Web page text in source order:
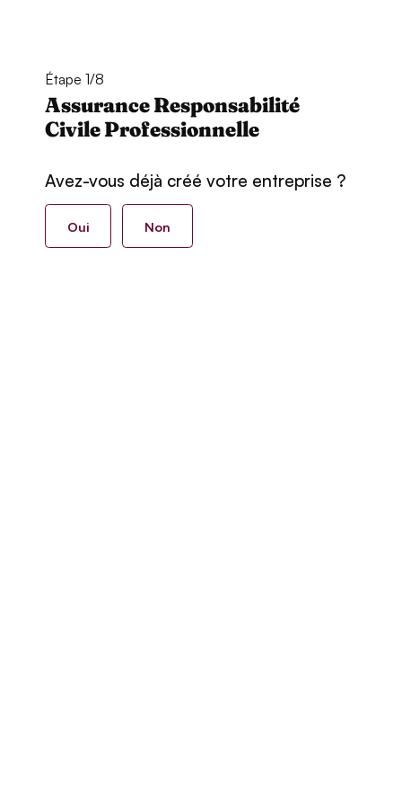
Étape 1/8
Assurance Responsabilité
Civile Professionnelle
Avez-vous déjà créé votre entreprise ?
Oui Non